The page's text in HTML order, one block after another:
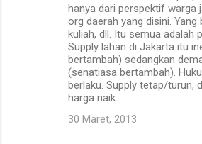
hanya dari perspektif warga
org daerah yang disini. Yang
kuliah, dll. Itu semua adalah
Supply lahan di Jakarta itu
bertambah) sedangkan
(senatiasa bertambah).
berlaku. Supply tetap/turun,
harga naik.
30 Maret, 2013